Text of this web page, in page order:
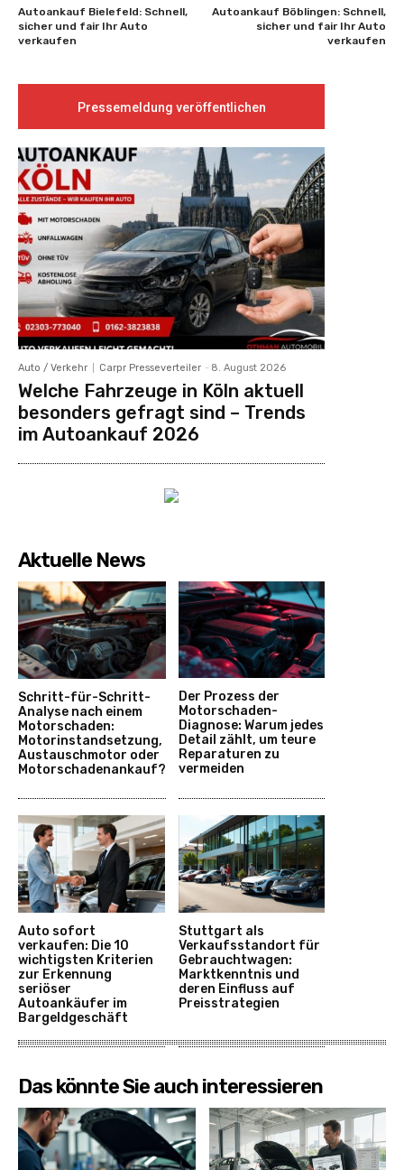
Autoankauf Bielefeld: Schnell,
sicher und fair Ihr Auto
verkaufen
Autoankauf Böblingen: Schnell,
sicher und fair Ihr Auto
verkaufen
Pressemeldung veröffentlichen
Auto / Verkehr Carpr Presseverteiler - 8. August 2026
Welche Fahrzeuge in Köln aktuell
besonders gefragt sind – Trends
im Autoankauf 2026
Aktuelle News
Schritt-für-Schritt-
Analyse nach einem
Motorschaden:
Motorinstandsetzung,
Austauschmotor oder
Motorschadenankauf?
Der Prozess der
Motorschaden-
Diagnose: Warum jedes
Detail zählt, um teure
Reparaturen zu
vermeiden
Auto sofort
verkaufen: Die 10
wichtigsten Kriterien
zur Erkennung
seriöser
Autoankäufer im
Bargeldgeschäft
Stuttgart als
Verkaufsstandort für
Gebrauchtwagen:
Marktkenntnis und
deren Einfluss auf
Preisstrategien
Das könnte Sie auch interessieren